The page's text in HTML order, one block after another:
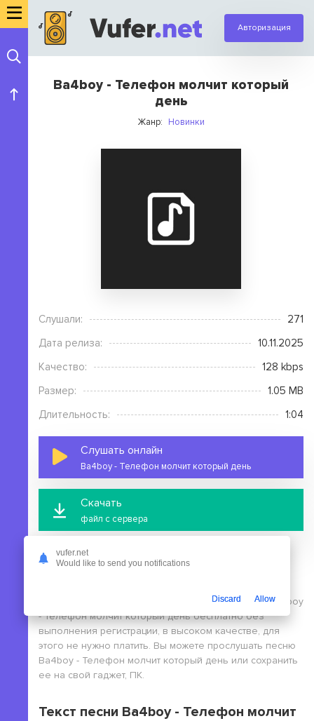
Авторизация
Ba4boy - Телефон молчит который
день
Жанр: Новинки
Слушали:
271
Дата релиза:
10.11.2025
Качество:
128 kbps
Размер:
1.05 MB
Длительность:
1:04
Слушать онлайн
Ba4boy - Телефон молчит который день
Скачать
файл с сервера
На этой странице вы можете скачать mp3 песню Ba4boy
- Телефон молчит который день бесплатно без
выполнения регистрации, в высоком качестве, для
этого не нужно платить. Вы можете прослушать песню
Ba4boy - Телефон молчит который день или сохранить
ее на свой гаджет, ПК.
Текст песни Ba4boy - Телефон молчит
vufer.net
Would like to send you notifications
Discard Allow